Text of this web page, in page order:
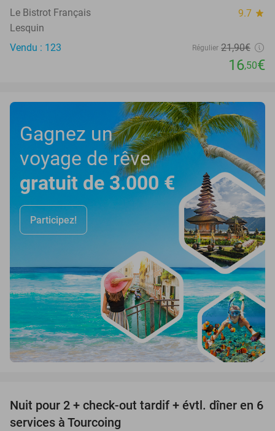
Le Bistrot Français 9.7 star
Lesquin
Vendu : 123
Régulier 21,90€
16,50€
Gagnez un
voyage de rêve
gratuit de 3.000 €
Participez!
32%
Nuit pour 2 + check-out tardif + évtl. dîner en 6
services à Tourcoing